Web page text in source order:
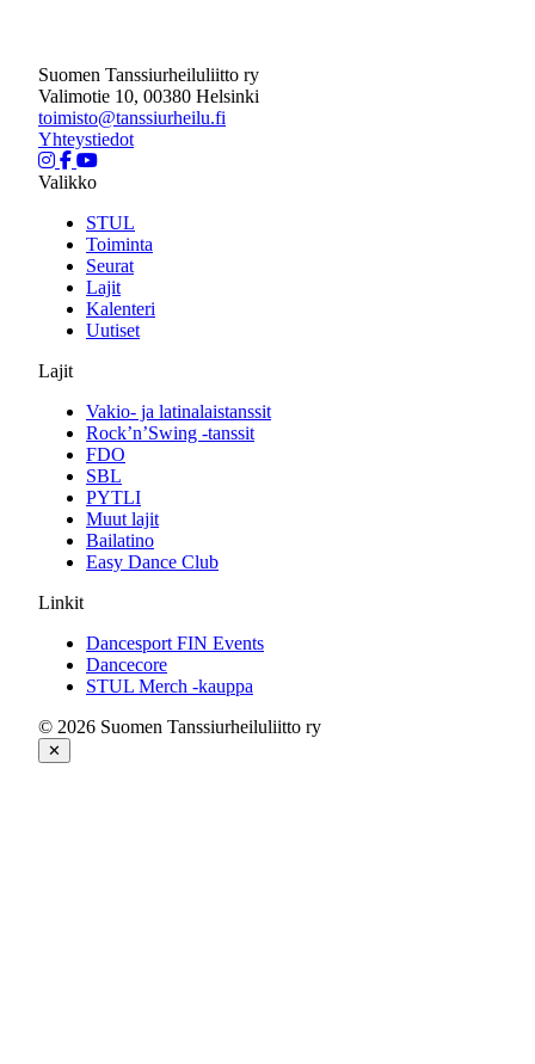
Suomen Tanssiurheiluliitto ry
Valimotie 10, 00380 Helsinki
toimisto@tanssiurheilu.fi
Yhteystiedot
Valikko
STUL
Toiminta
Seurat
Lajit
Kalenteri
Uutiset
Lajit
Vakio- ja latinalaistanssit
Rock’n’Swing -tanssit
FDO
SBL
PYTLI
Muut lajit
Bailatino
Easy Dance Club
Linkit
Dancesport FIN Events
Dancecore
STUL Merch -kauppa
© 2026 Suomen Tanssiurheiluliitto ry
✕